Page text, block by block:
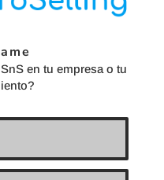
en tu empresa o tu